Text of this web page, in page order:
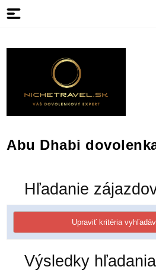
Abu Dhabi